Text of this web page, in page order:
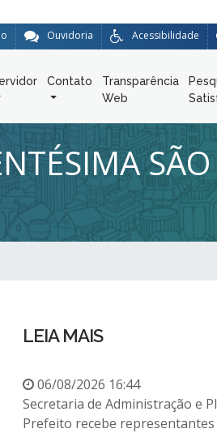
Acessibilidade
Ouvidoria
Contato
Transparência
Web
SÃO
LEIA MAIS
06/08/2026 16:44
Secretaria de Administração e
Prefeito recebe